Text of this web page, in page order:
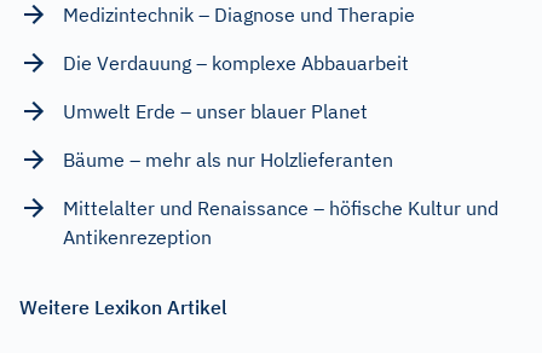
Medizintechnik – Diagnose und Therapie
Die Verdauung – komplexe Abbauarbeit
Umwelt Erde – unser blauer Planet
Bäume – mehr als nur Holzlieferanten
Mittelalter und Renaissance – höfische Kultur und
Antikenrezeption
Weitere Lexikon Artikel